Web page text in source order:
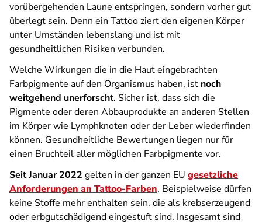
vorübergehenden Laune entspringen, sondern vorher gut
überlegt sein. Denn ein Tattoo ziert den eigenen Körper
unter Umständen lebenslang und ist mit
gesundheitlichen Risiken verbunden.
Welche Wirkungen die in die Haut eingebrachten
Farbpigmente auf den Organismus haben, ist noch
weitgehend unerforscht. Sicher ist, dass sich die
Pigmente oder deren Abbauprodukte an anderen Stellen
im Körper wie Lymphknoten oder der Leber wiederfinden
können. Gesundheitliche Bewertungen liegen nur für
einen Bruchteil aller möglichen Farbpigmente vor.
Seit Januar 2022 gelten in der ganzen EU gesetzliche
Anforderungen an Tattoo-Farben. Beispielweise dürfen
keine Stoffe mehr enthalten sein, die als krebserzeugend
oder erbgutschädigend eingestuft sind. Insgesamt sind